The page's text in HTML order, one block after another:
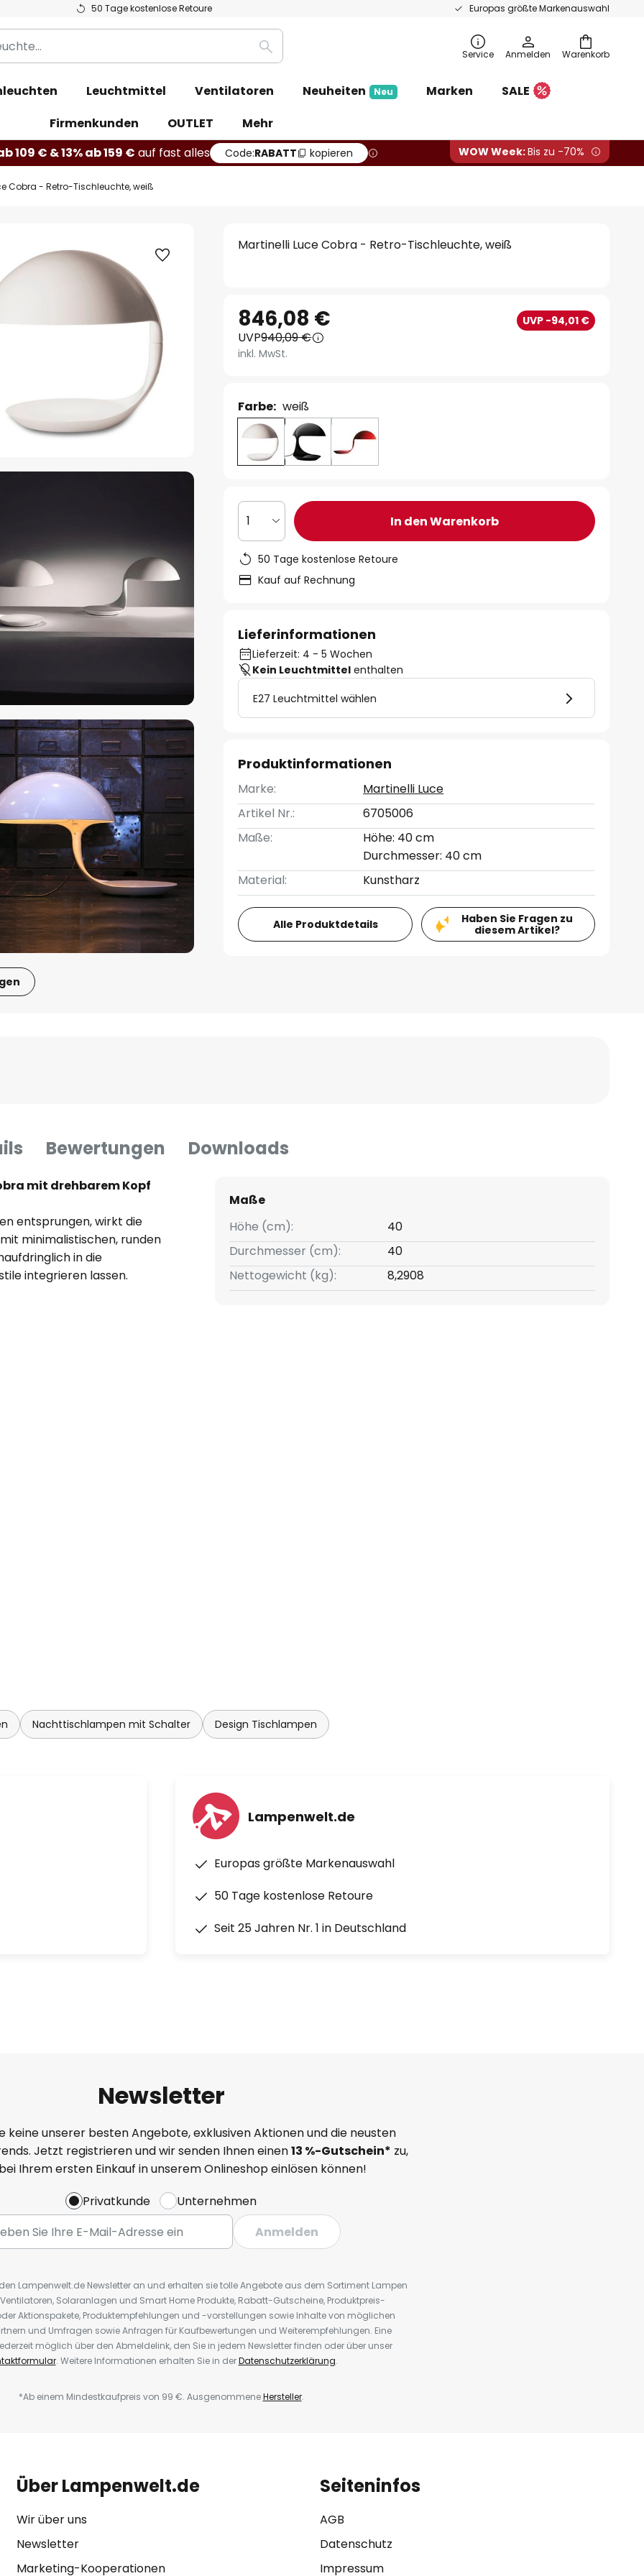
50 Tage kostenlose Retoure Europas größte Markenauswahl
Warenkorb
Suche Service Anmelden
Leuchtmittel Ventilatoren Neuheiten Neu Marken
SALE
Firmenkunden
OUTLET
Mehr
109 € & 13% ab 159 € auf fast alles Code:RABATT kopieren WOW Week:Bis zu -70%
Cobra - Retro-Tischleuchte, weiß
Martinelli Luce Cobra - Retro-Tischleuchte, weiß
846,08 € UVP -94,01 €
UVP940,09 €
inkl. MwSt.
Farbe: weiß
1 In den Warenkorb
50 Tage kostenlose Retoure
Kauf auf Rechnung
Lieferinformationen
Lieferzeit: 4 - 5 Wochen
Kein Leuchtmittel enthalten
E27 Leuchtmittel wählen
Produktinformationen
Marke:
Martinelli Luce
Artikel Nr.:
6705006
Maße:
Höhe: 40 cm
Durchmesser: 40 cm
Material:
Kunstharz
Alle Produktdetails
Haben Sie Fragen zu
diesem Artikel?
Bewertungen Downloads
mit drehbarem Kopf
entsprungen, wirkt die
minimalistischen, runden
in die
integrieren lassen.
durch ihren
die ihr den Namen gab.
das die Umgebung sanft
ist die Tischleuchte aus
inspiriert von der
aus jenen Materialien
der Leuchten
Leuchten sind in den
Maße
Höhe (cm):
40
Durchmesser (cm):
40
Nettogewicht (kg):
8,2908
Nachttischlampen mit Schalter Design Tischlampen
Lampenwelt.de
Europas größte Markenauswahl
50 Tage kostenlose Retoure
Seit 25 Jahren Nr. 1 in Deutschland
Newsletter
keine unserer besten Angebote, exklusiven Aktionen und die neusten
Jetzt registrieren und wir senden Ihnen einen13 %-Gutschein* zu,
Ihrem ersten Einkauf in unserem Onlineshop einlösen können!
Privatkunde
Unternehmen
Anmelden
Lampenwelt.de Newsletter an und erhalten sie tolle Angebote aus dem Sortiment Lampen
Solaranlagen und Smart Home Produkte, Rabatt-Gutscheine, Produktpreis-
Aktionspakete, Produktempfehlungen und -vorstellungen sowie Inhalte von möglichen
und Umfragen sowie Anfragen für Kaufbewertungen und Weiterempfehlungen. Eine
möglich über den Abmeldelink, den Sie in jedem Newsletter finden oder über unser
. Weitere Informationen erhalten Sie in derDatenschutzerklärung.
*Ab einem Mindestkaufpreis von 99 €. AusgenommeneHersteller.
Über Lampenwelt.de
Wir über uns
Newsletter
Marketing-Kooperationen
Seiteninfos
AGB
Datenschutz
Impressum